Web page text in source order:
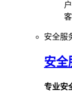
安全服
安全
专业安